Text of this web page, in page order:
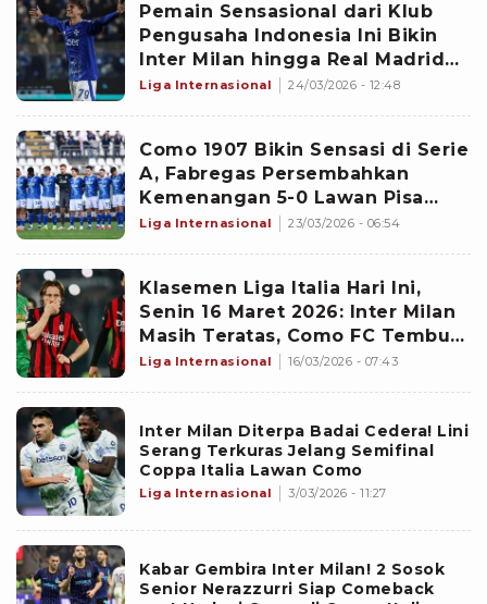
Pemain Sensasional dari Klub
Pengusaha Indonesia Ini Bikin
Inter Milan hingga Real Madrid
Siap Perang Urat Saraf di Bursa
Liga Internasional 24/03/2026 - 12:48
Como 1907 Bikin Sensasi di Serie
A, Fabregas Persembahkan
Kemenangan 5-0 Lawan Pisa
untuk Mendiang Bambang
Liga Internasional 23/03/2026 - 06:54
Klasemen Liga Italia Hari Ini,
Senin 16 Maret 2026: Inter Milan
Masih Teratas, Como FC Tembus
4 Besar Kangkangi Juventus
Liga Internasional 16/03/2026 - 07:43
Inter Milan Diterpa Badai Cedera! Lini
Serang Terkuras Jelang Semifinal
Coppa Italia Lawan Como
Liga Internasional 3/03/2026 - 11:27
Kabar Gembira Inter Milan! 2 Sosok
Senior Nerazzurri Siap Comeback